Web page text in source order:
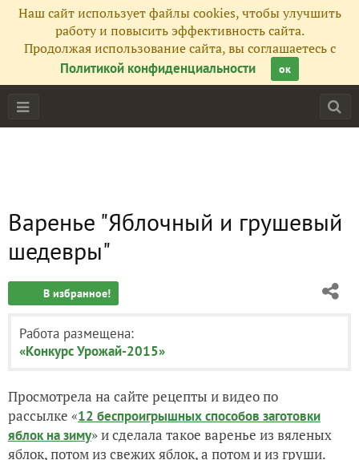
Наш сайт использует файлы cookies, чтобы улучшить
работу и повысить эффективность сайта.
Продолжая использование сайта, вы соглашаетесь с
Политикой конфиденциальности
ок
Варенье "Яблочный и грушевый
шедевры"
В избранное!
Работа размещена:
«Конкурс Урожай-2015»
Просмотрела на сайте рецепты и видео по
рассылке «12 беспроигрышных способов заготовки
яблок на зиму» и сделала такое варенье из вяленых
яблок, потом из свежих яблок, а потом и из груши.